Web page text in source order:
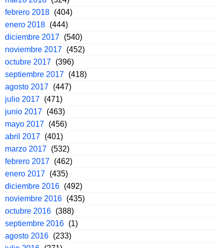
febrero 2018 (404)
enero 2018 (444)
diciembre 2017 (540)
noviembre 2017 (452)
octubre 2017 (396)
septiembre 2017 (418)
agosto 2017 (447)
julio 2017 (471)
junio 2017 (463)
mayo 2017 (456)
abril 2017 (401)
marzo 2017 (532)
febrero 2017 (462)
enero 2017 (435)
diciembre 2016 (492)
noviembre 2016 (435)
octubre 2016 (388)
septiembre 2016 (1)
agosto 2016 (233)